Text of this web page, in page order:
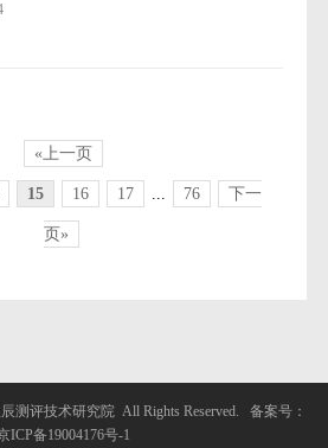
«上一页
15 16 17 ... 76 下一
页»
测评技术研究院 All Rights Reserved.
备案号：
ICP备19004176号-1